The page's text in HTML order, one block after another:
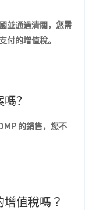
並通過清關，您需
付的增值稅。
？
的銷售，您不
值稅嗎？